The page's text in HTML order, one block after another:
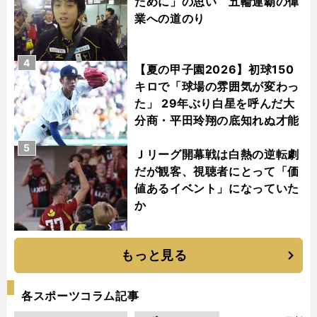
業への道のり
【夏の甲子園2026】初球150
キロで「球場の雰囲気が変わっ
た」 29年ぶり白星を呼んだ大
分商・平田玲翔の底知れぬ才能
4
Ｊリーグ開幕戦は白熱の逆転劇
だが観客、視聴者にとって「価
値あるイベント」になっていた
か
5
もっと見る
各スポーツコラム記事